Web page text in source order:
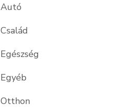
Autó
Család
Egészség
Egyéb
Otthon